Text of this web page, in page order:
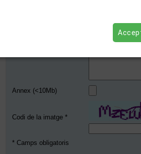
Annex (<10Mb)
Codi de la imatge *
* Camps obligatoris